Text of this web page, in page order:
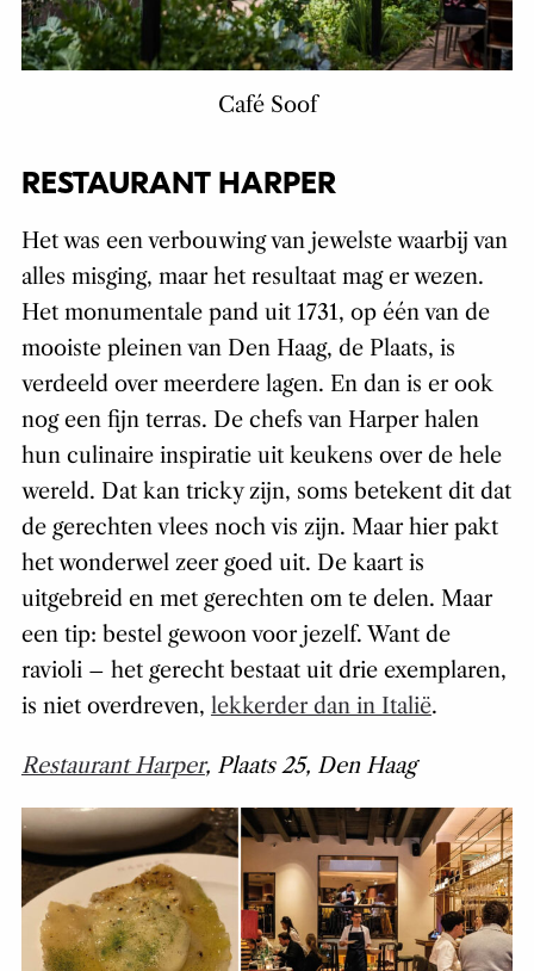
Café Soof
RESTAURANT HARPER
Het was een verbouwing van jewelste waarbij van
alles misging, maar het resultaat mag er wezen.
Het monumentale pand uit 1731, op één van de
mooiste pleinen van Den Haag, de Plaats, is
verdeeld over meerdere lagen. En dan is er ook
nog een fijn terras. De chefs van Harper halen
hun culinaire inspiratie uit keukens over de hele
wereld. Dat kan tricky zijn, soms betekent dit dat
de gerechten vlees noch vis zijn. Maar hier pakt
het wonderwel zeer goed uit. De kaart is
uitgebreid en met gerechten om te delen. Maar
een tip: bestel gewoon voor jezelf. Want de
ravioli – het gerecht bestaat uit drie exemplaren,
is niet overdreven, lekkerder dan in Italië.
Restaurant Harper, Plaats 25, Den Haag